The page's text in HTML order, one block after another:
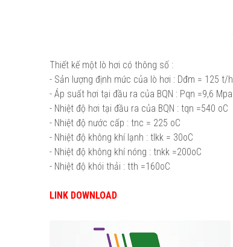
Thiết kế một lò hơi có thông số :
- Sản lượng định mức của lò hơi : Dđm = 125 t/h
- Áp suất hơi tại đầu ra của BQN : Pqn =9,6 Mpa
- Nhiệt độ hơi tại đầu ra của BQN : tqn =540 oC
- Nhiệt độ nước cấp : tnc = 225 oC
- Nhiệt độ không khí lạnh : tlkk = 30oC
- Nhiệt độ không khí nóng : tnkk =200oC
- Nhiệt độ khói thải : tth =160oC
LINK DOWNLOAD